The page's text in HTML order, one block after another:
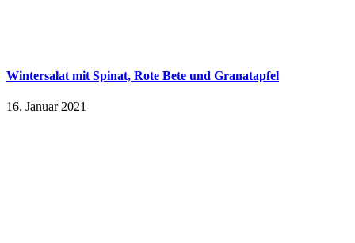
Wintersalat mit Spinat, Rote Bete und Granatapfel
16. Januar 2021